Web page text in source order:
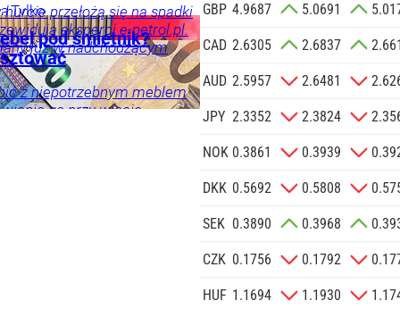
zlecenie jej
SIĘ
Tylkoprzełożą się na spadki
eksperci e-petrol.pl.
już w nadchodzącym
pod śmietnik?
z niepotrzebnym meblem
go przy wiacie
GBP 4.9687 5.0691
CAD 2.6305 2.6837
AUD 2.5957 2.6481
JPY 2.3352 2.3824
NOK 0.3861 0.3939
DKK 0.5692 0.5808
SEK 0.3890 0.3968
CZK 0.1756 0.1792
HUF 1.1694 1.1930